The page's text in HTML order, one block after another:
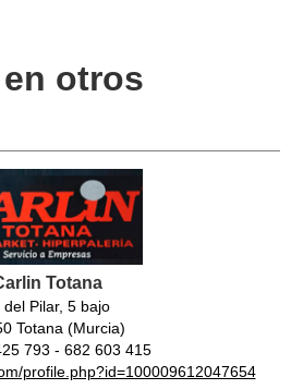
otros
Totana
del Pilar, 5 bajo
Totana (Murcia)
793 - 682 603 415
profile.php?id=100009612047654